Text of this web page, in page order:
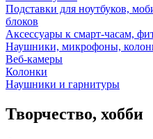
Подставки для ноутбуков,
блоков
Аксессуары к смарт-часам,
Наушники, микрофоны,
Веб-камеры
Колонки
Наушники и гарнитуры
Творчество, хобби